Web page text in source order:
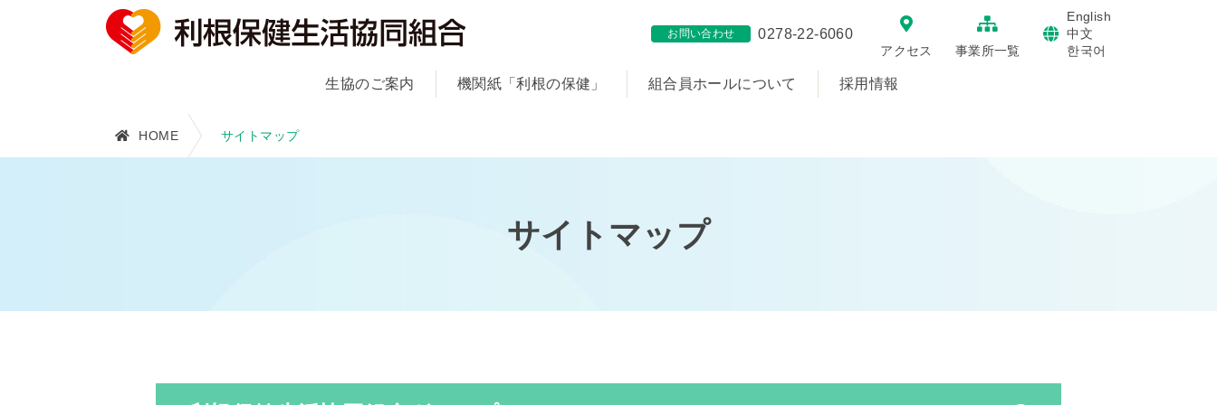
生協のご案内 機関紙「利根の保健」 組合員ホールについて 採用情報
お問い合わせ 0278-22-6060
アクセス 事業所一覧
English
中文
한국어
HOME サイトマップ
サイトマップ